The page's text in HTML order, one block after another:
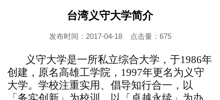
台湾义守大学简介
发布时间：2017-04-18 点击量： 675
义守大学是一所私立综合大学，于1986年
创建，原名高雄工学院， 1997年更名为义守
大学。学校注重实用、倡导知行合一，以